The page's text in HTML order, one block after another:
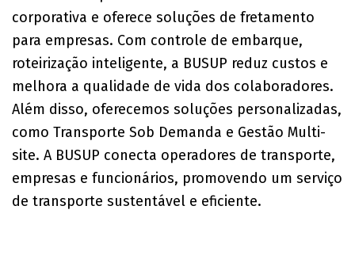
corporativa e oferece soluções de fretamento
para empresas. Com controle de embarque,
roteirização inteligente, a BUSUP reduz custos e
melhora a qualidade de vida dos colaboradores.
Além disso, oferecemos soluções personalizadas,
como Transporte Sob Demanda e Gestão Multi-
site. A BUSUP conecta operadores de transporte,
empresas e funcionários, promovendo um serviço
de transporte sustentável e eficiente.